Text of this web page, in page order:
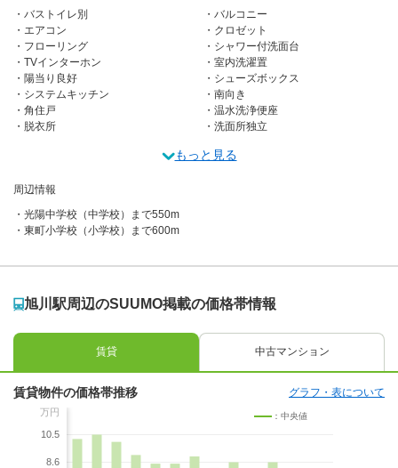
バストイレ別
バルコニー
エアコン
クロゼット
フローリング
シャワー付洗面台
TVインターホン
室内洗濯置
陽当り良好
シューズボックス
システムキッチン
南向き
角住戸
温水洗浄便座
脱衣所
洗面所独立
もっと見る
周辺情報
光陽中学校（中学校）まで550m
東町小学校（小学校）まで600m
旭川駅周辺のSUUMO掲載の価格帯情報
賃貸 中古マンション
賃貸物件の価格帯推移 グラフ・表について
万円
10.5
8.6
：中央値